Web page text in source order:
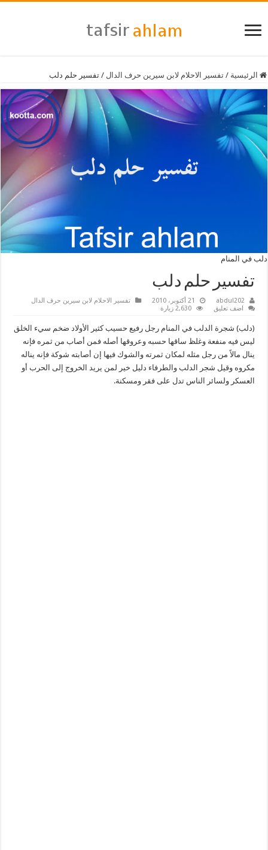
الرئيسية / تفسير الاحلام لابن سيرين حرف الدال / تفسير حلم دلب
دلب في المنام
تفسير حلم دلب
abdul202 21 أكتوبر، 2010
تفسير الاحلام لابن سيرين حرف الدال
اضف تعليق
2,630 زيارة
(دلب) شجرة الدلب في المنام رجل رفيع حسيب كثير الأولاد ضخم سيء الخلق
ليس فيه منفعة وغلظ ساقها حسبه وعروقها أصله فمن أصاب من ثمره فإنه
ينال مالاً من رجل مثله لمكان ثمرته والشوك فيها إن أصابته شوكة فإنه يناله
مكروه وقيل شجر الدلب والطرفاء دليل خير لمن يريد الخروج إلى الحرب أو
العسكر ولسائر الناس تدل على فقر ومسكنة.